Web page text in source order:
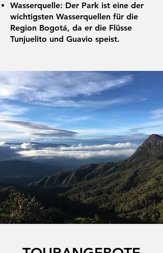
Wasserquelle: Der Park ist eine der
wichtigsten Wasserquellen für die
Region Bogotá, da er die Flüsse
Tunjuelito und Guavio speist.